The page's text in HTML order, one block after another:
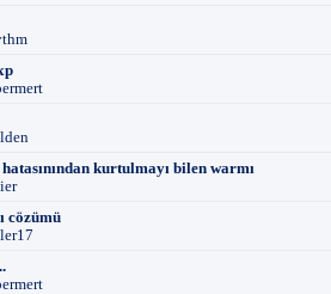
kurtulmayı bilen warmı
cözümü